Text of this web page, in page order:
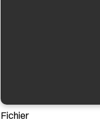
Fichier